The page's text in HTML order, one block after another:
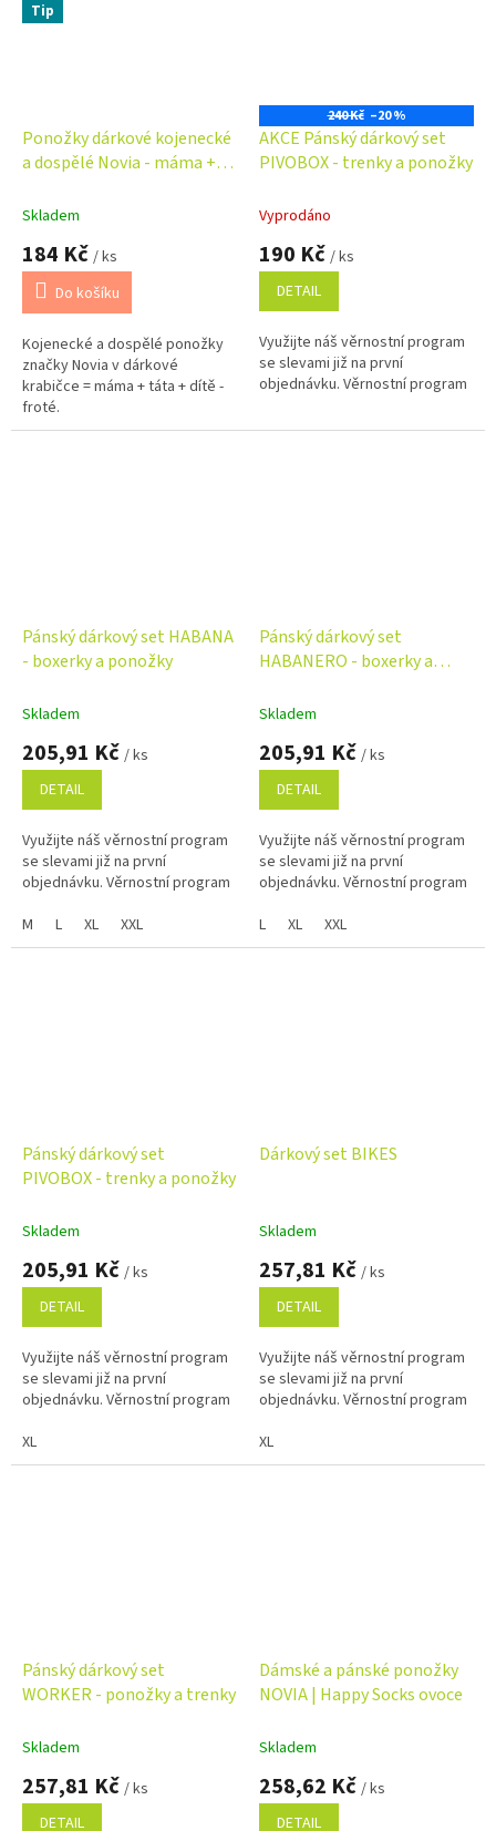
Tip
Ponožky dárkové kojenecké
a dospělé Novia - máma +
Skladem
184 Kč / ks
Do košíku
Kojenecké a dospělé ponožky
značky Novia v dárkové
krabičce = máma + táta + dítě -
froté.
240 Kč –20 %
AKCE Pánský dárkový set
PIVOBOX - trenky a ponožky
Vyprodáno
190 Kč / ks
DETAIL
Využijte náš věrnostní program
se slevami již na první
objednávku. Věrnostní program
Pánský dárkový set HABANA
- boxerky a ponožky
Skladem
205,91 Kč / ks
DETAIL
Využijte náš věrnostní program
se slevami již na první
objednávku. Věrnostní program
M
L XL XXL
Pánský dárkový set
HABANERO - boxerky a
Skladem
205,91 Kč / ks
DETAIL
Využijte náš věrnostní program
se slevami již na první
objednávku. Věrnostní program
L
XL XXL
Pánský dárkový set
PIVOBOX - trenky a ponožky
Skladem
205,91 Kč / ks
DETAIL
Využijte náš věrnostní program
se slevami již na první
objednávku. Věrnostní program
XL
Dárkový set BIKES
Skladem
257,81 Kč / ks
DETAIL
Využijte náš věrnostní program
se slevami již na první
objednávku. Věrnostní program
XL
Pánský dárkový set
WORKER - ponožky a trenky
Skladem
257,81 Kč / ks
DETAIL
Dámské a pánské ponožky
NOVIA | Happy Socks ovoce
Skladem
258,62 Kč / ks
DETAIL